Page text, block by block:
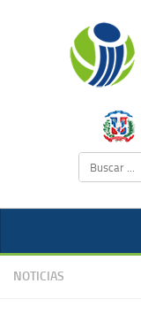
NOTICIAS